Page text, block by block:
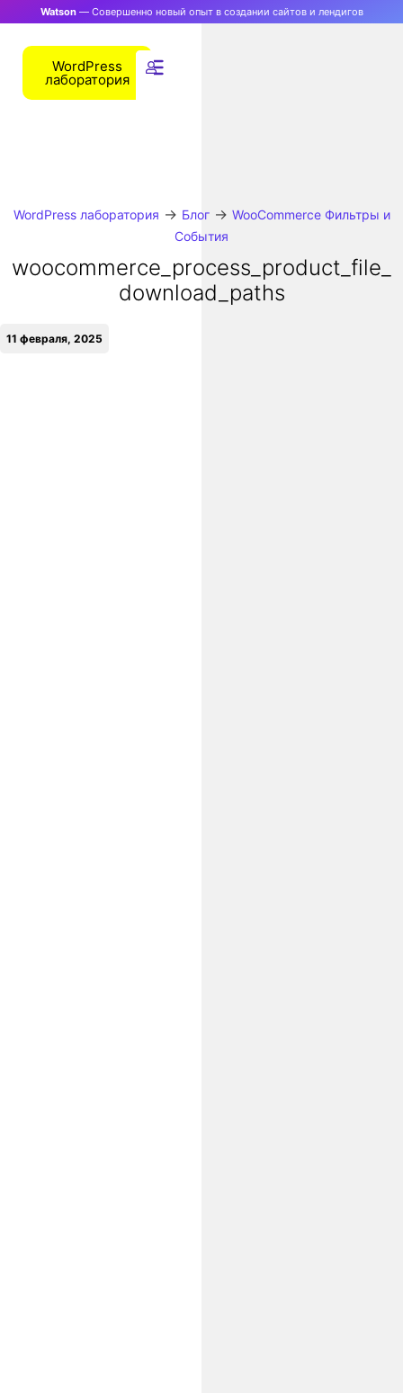
Watson— Совершенно новый опыт в создании сайтов и лендигов
WordPress
лаборатория
WordPress лаборатория → Блог→ WooCommerce Фильтры и
События
woocommerce_process_product_file_
download_paths
11 февраля, 2025